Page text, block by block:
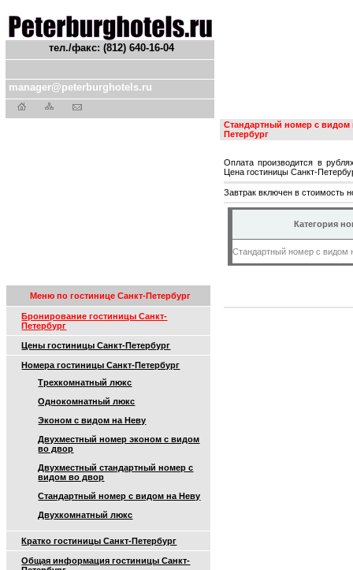
тел./факс: (812) 640-16-04
manager@peterburghotels.ru
Меню по гостинице Санкт-Петербург
Бронирование гостиницы Санкт-
Петербург
Цены гостиницы Санкт-Петербург
Номера гостиницы Санкт-Петербург
Трехкомнатный люкс
Однокомнатный люкс
Эконом с видом на Неву
Двухместный номер эконом с видом
во двор
Двухместный стандартный номер с
видом во двор
Стандартный номер с видом на Неву
Двухкомнатный люкс
Кратко гостиницы Санкт-Петербург
Общая информация гостиницы Санкт-
Стандартный номер с видом
Петербург
Оплата производится в
Цена гостиницы Санкт-
Завтрак включен в стоимость
Категория
Стандартный номер с видом